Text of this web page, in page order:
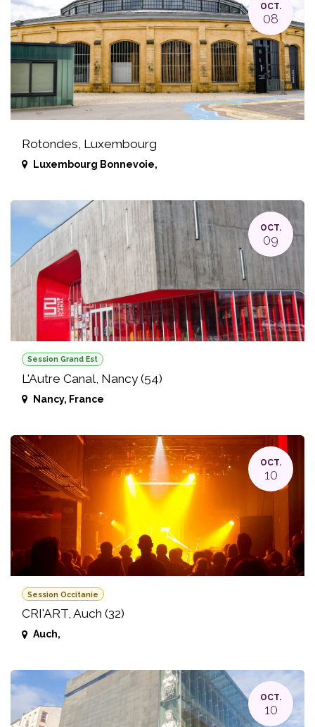
OCT.
08
Rotondes, Luxembourg
Luxembourg Bonnevoie,
OCT.
09
Session Grand Est
L'Autre Canal, Nancy (54)
Nancy, France
OCT.
10
Session Occitanie
CRI'ART, Auch (32)
Auch,
OCT.
10